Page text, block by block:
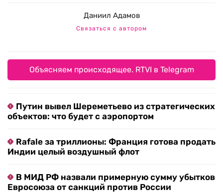
Даниил Адамов
Связаться с автором
Объясняем происходящее. RTVI в Telegram
Путин вывел Шереметьево из стратегических
объектов: что будет с аэропортом
Rafale за триллионы: Франция готова продать
Индии целый воздушный флот
В МИД РФ назвали примерную сумму убытков
Евросоюза от санкций против России